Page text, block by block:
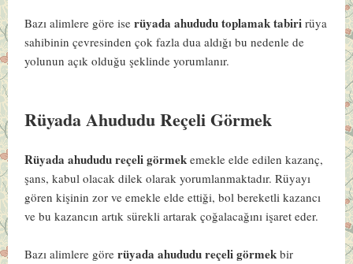
Bazı alimlere göre iserüyada ahududu toplamak tabirirüya
sahibinin çevresinden çok fazla dua aldığı bu nedenle de
yolunun açık olduğu şeklinde yorumlanır.
Rüyada Ahududu Reçeli Görmek
Rüyada ahududu reçeli görmekemekle elde edilen kazanç,
şans, kabul olacak dilek olarak yorumlanmaktadır. Rüyayı
gören kişinin zor ve emekle elde ettiği, bol bereketli kazancı
ve bu kazancın artık sürekli artarak çoğalacağını işaret eder.
Bazı alimlere göre rüyada ahududu reçeli görmek bir